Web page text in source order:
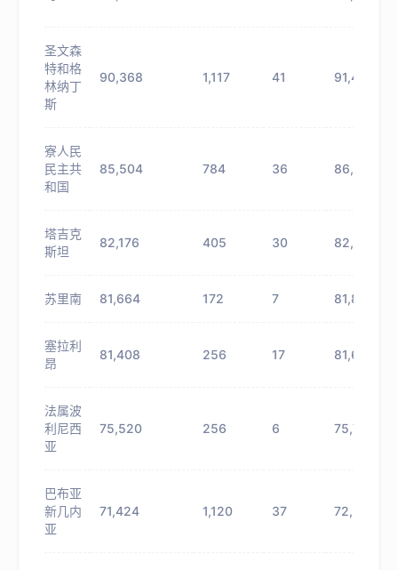
圣文森
特和格
林纳丁
斯
90,368 1,117 41 91,485
寮人民
民主共
和国
85,504 784 36 86,288
塔吉克
斯坦
82,176 405 30 82,581
苏里南 81,664 172 7 81,836
塞拉利
昂
81,408 256 17 81,664
法属波
利尼西
亚
75,520 256 6 75,776
巴布亚
新几内
亚
71,424 1,120 37 72,544